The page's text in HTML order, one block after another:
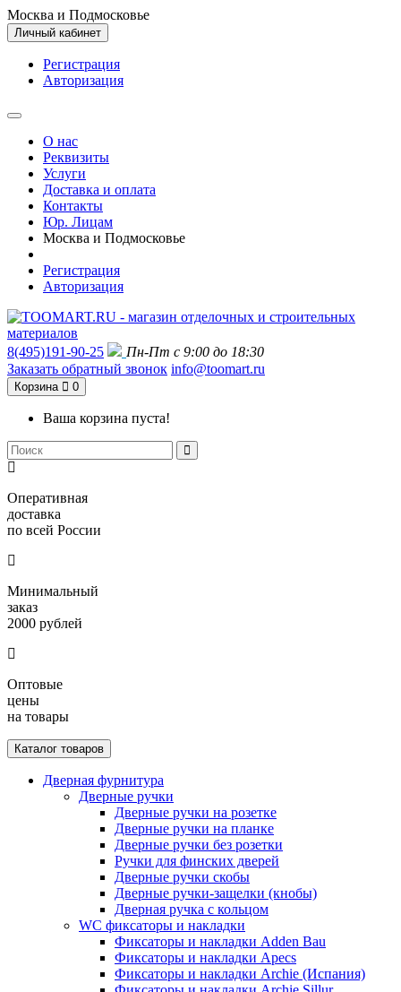
Москва и Подмосковье
Личный кабинет
Регистрация
Авторизация
О нас
Реквизиты
Услуги
Доставка и оплата
Контакты
Юр. Лицам
Москва и Подмосковье
Регистрация
Авторизация
8(495)191-90-25
Пн-Пт с 9:00 до 18:30
Заказать обратный звонок info@toomart.ru
Корзина 0
Ваша корзина пуста!
Оперативная
доставка
по всей России
Минимальный
заказ
2000 рублей
Оптовые
цены
на товары
Каталог товаров
Дверная фурнитура
Дверные ручки
Дверные ручки на розетке
Дверные ручки на планке
Дверные ручки без розетки
Ручки для финских дверей
Дверные ручки скобы
Дверные ручки-защелки (кнобы)
Дверная ручка с кольцом
WC фиксаторы и накладки
Фиксаторы и накладки Adden Bau
Фиксаторы и накладки Apecs
Фиксаторы и накладки Archie (Испания)